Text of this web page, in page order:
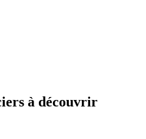
à découvrir